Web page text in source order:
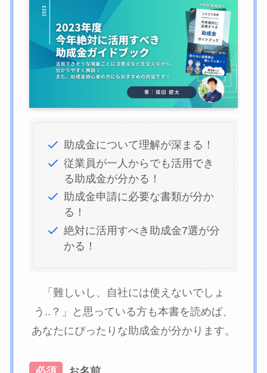
助成金について理解が深まる！
従業員が一人からでも活用でき
る助成金が分かる！
助成金申請に必要な書類が分か
る！
絶対に活用すべき助成金7選が分
かる！
「難しいし、自社には使えないでしょ
う..？」と思っている方も本書を読めば、
あなたにぴったりな助成金が分かります。